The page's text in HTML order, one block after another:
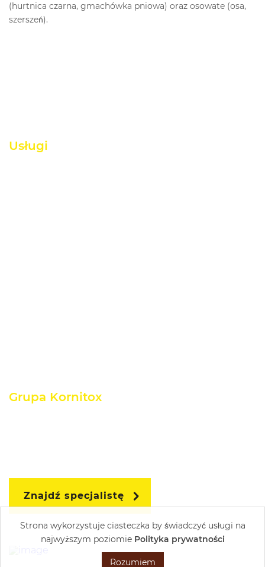
(hurtnica czarna, gmachówka pniowa) oraz osowate (osa,
szerszeń).
Usługi
Grupa Kornitox
Znajdź specjalistę
Wykonanie:
Strona wykorzystuje ciasteczka by świadczyć usługi na
najwyższym poziomie Polityka prywatności
Rozumiem